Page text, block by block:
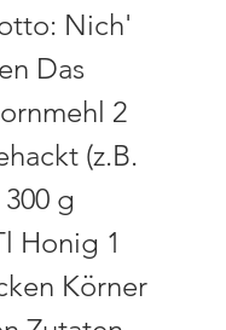
Nich'
Das
2
(z.B.
g
Honig 1
Körner